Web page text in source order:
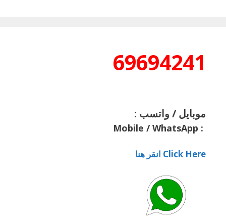
69694241
موبايل / واتسب :
:
Mobile / WhatsApp
Click Here انقر هنا